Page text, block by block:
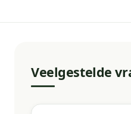
Veelgestelde